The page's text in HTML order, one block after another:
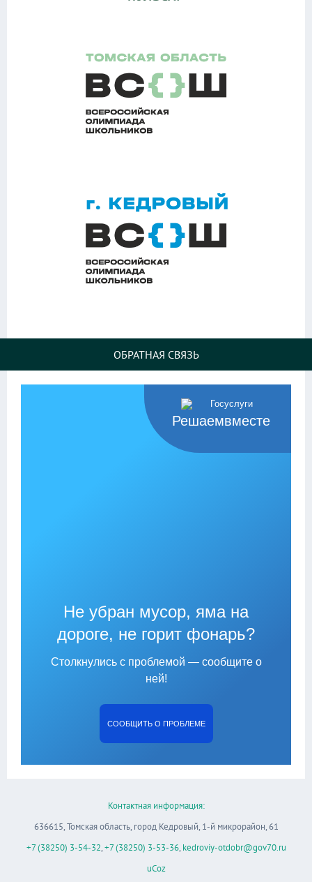
ОБРАТНАЯ СВЯЗЬ
Решаемвместе
Не убран мусор, яма на
дороге, не горит фонарь?
Столкнулись с проблемой — сообщите о
ней!
СООБЩИТЬ О ПРОБЛЕМЕ
Контактная информация:
636615, Томская область, город Кедровый, 1-й микрорайон, 61
+7 (38250) 3-54-32,+7 (38250) 3-53-36, kedroviy-otdobr@gov70.ru
uCoz